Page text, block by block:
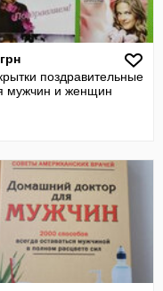
поздравительные
мужчин и женщин